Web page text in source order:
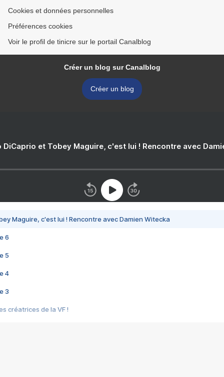
Cookies et données personnelles
Préférences cookies
Voir le profil de tinicre sur le portail Canalblog
Créer un blog sur Canalblog
Créer un blog
DiCaprio et Tobey Maguire, c'est lui ! Rencontre avec
Maguire, c'est lui ! Rencontre avec Damien Witecka
6
5
4
3
créatrices de la VF !